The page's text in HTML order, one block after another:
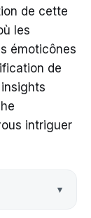
de cette
les
émoticônes
de
intriguer